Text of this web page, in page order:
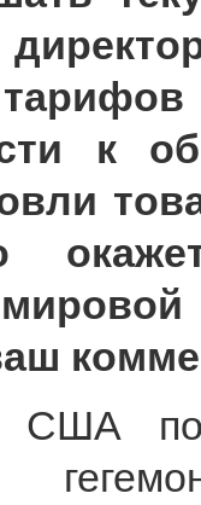
к
США